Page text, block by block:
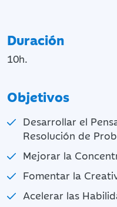
Duración
10h.
Objetivos
Desarrollar el
Resolución de
Mejorar la
Fomentar la
Acelerar las